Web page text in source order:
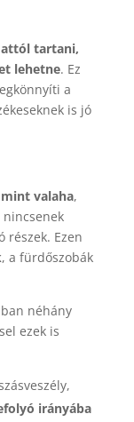
tartani,
lehetne. Ez
a
is jó
valaha,
Ezen
, a fürdőszobák
néhány
ezek is
irányába